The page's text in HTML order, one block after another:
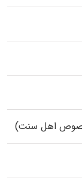
اهل سنت)